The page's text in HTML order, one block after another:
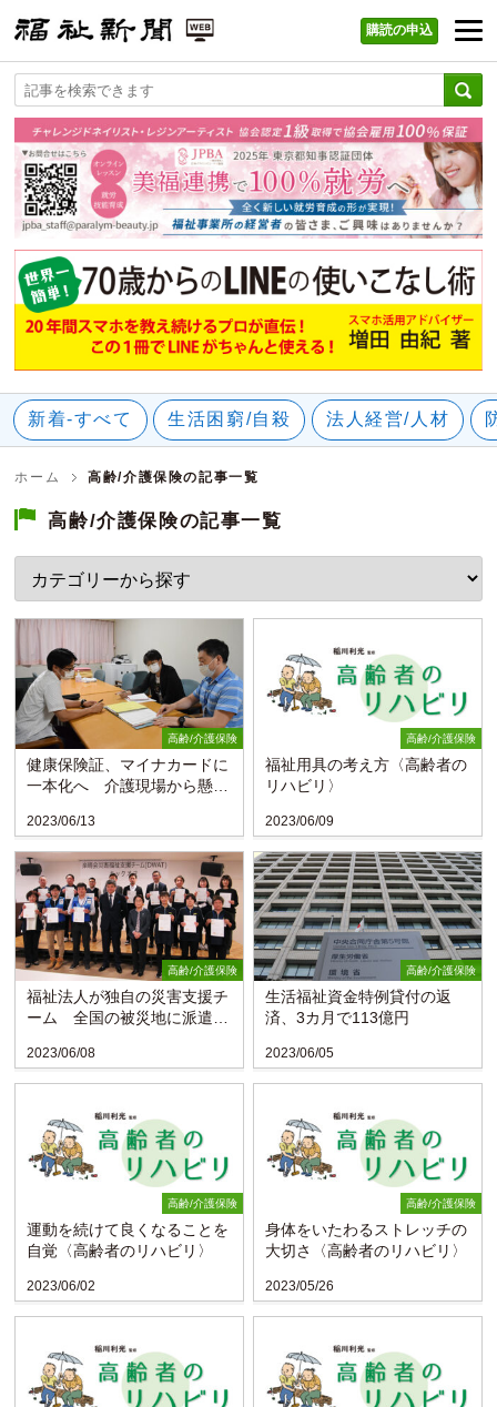
福祉新聞 WEB
購読の申込
新着-すべて 生活困窮/自殺 法人経営/人材
ホーム 高齢/介護保険の記事一覧
高齢/介護保険の記事一覧
高齢/介護保険
健康保険証、マイナカードに
一本化へ 介護現場から懸念
2023/06/13
高齢/介護保険
福祉用具の考え方〈高齢者の
リハビリ〉
2023/06/09
高齢/介護保険
福祉法人が独自の災害支援チ
ーム 全国の被災地に派遣
2023/06/08
高齢/介護保険
生活福祉資金特例貸付の返
済、3カ月で113億円
2023/06/05
高齢/介護保険
運動を続けて良くなることを
自覚〈高齢者のリハビリ〉
2023/06/02
高齢/介護保険
身体をいたわるストレッチの
大切さ〈高齢者のリハビリ〉
2023/05/26